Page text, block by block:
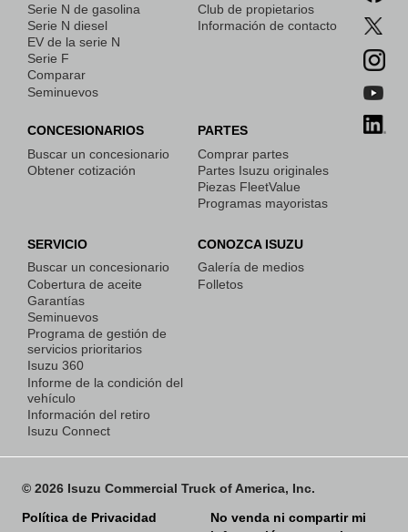
GUÍA PARA
COMPARAR
CAMIONES
Serie N de gasolina
Serie N diesel
EV de la serie N
Serie F
Comparar
Seminuevos
Club de propietarios
Información de contacto
CONCESIONARIOS
Buscar un concesionario
Obtener cotización
PARTES
Comprar partes
Partes Isuzu originales
Piezas FleetValue
Programas mayoristas
SERVICIO
Buscar un concesionario
Cobertura de aceite
Garantías
Seminuevos
Programa de gestión de
servicios prioritarios
Isuzu 360
Informe de la condición del
vehículo
Información del retiro
Isuzu Connect
CONOZCA ISUZU
Galería de medios
Folletos
© 2026 Isuzu Commercial Truck of America, Inc.
Política de Privacidad
No venda ni compartir mi